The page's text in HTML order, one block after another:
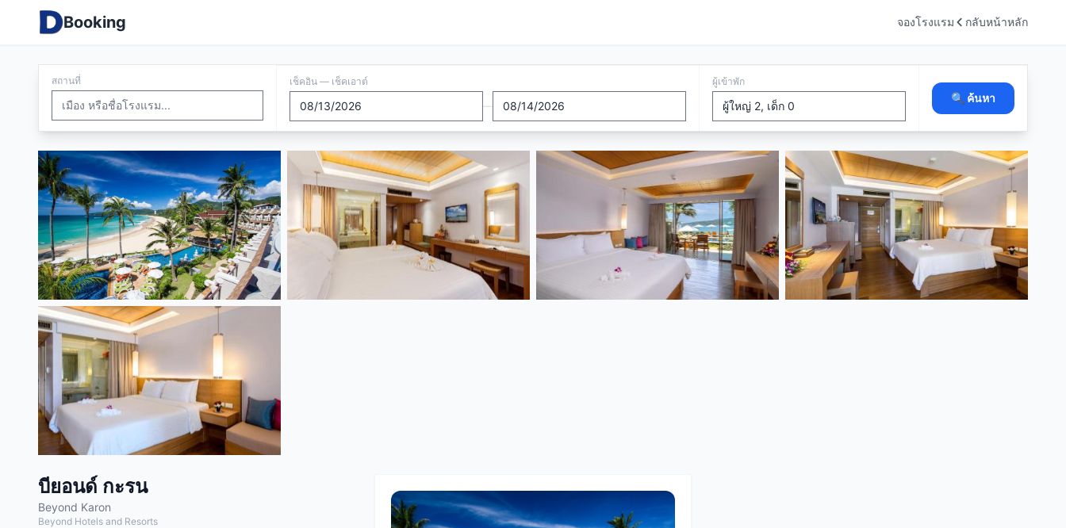
Booking จองโรงแรม กลับหน้าหลัก
สถานที่ เช็คอิน — เช็คเอาต์
—
ผู้เข้าพัก
🔍 ค้นหา
บียอนด์ กะรน
Beyond Karon
Beyond Hotels and Resorts